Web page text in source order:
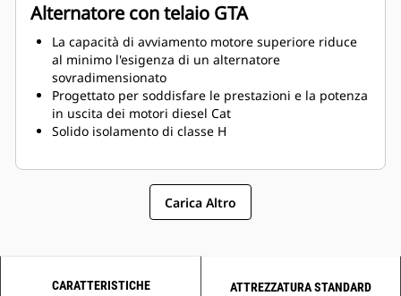
Alternatore con telaio GTA
La capacità di avviamento motore superiore riduce
al minimo l'esigenza di un alternatore
sovradimensionato
Progettato per soddisfare le prestazioni e la potenza
in uscita dei motori diesel Cat
Solido isolamento di classe H
Carica Altro
CARATTERISTICHE ATTREZZATURA STANDARD